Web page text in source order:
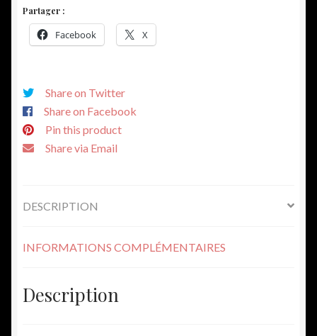
en
bois
sculpté
Partager :
Facebook X
Share on Twitter
Share on Facebook
Pin this product
Share via Email
DESCRIPTION
INFORMATIONS COMPLÉMENTAIRES
Description